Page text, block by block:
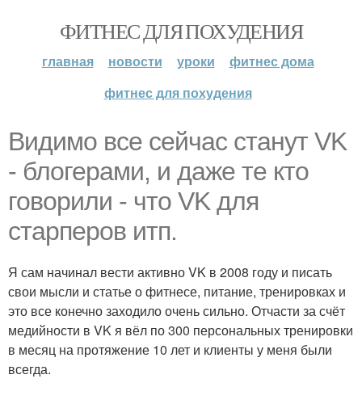
ФИТНЕС ДЛЯ ПОХУДЕНИЯ
главная новости уроки
фитнес дома
фитнес для похудения
Видимо все сейчас станут VK
- блогерами, и даже те кто
говорили - что VK для
старперов итп.
Я сам начинал вести активно VK в 2008 году и писать
свои мысли и статье о фитнесе, питание, тренировках и
это все конечно заходило очень сильно. Отчасти за счёт
медийности в VK я вёл по 300 персональных тренировки
в месяц на протяжение 10 лет и клиенты у меня были
всегда.